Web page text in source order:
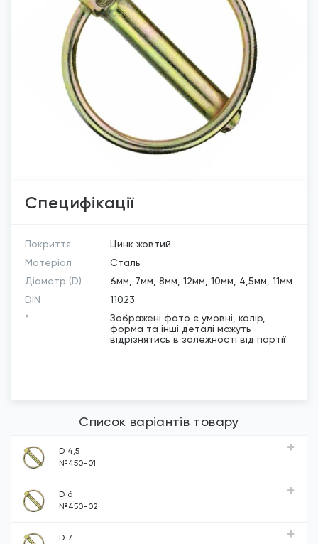
Специфікації
Покриття
Цинк жовтий
Матеріал
Сталь
Діаметр (D)
6мм, 7мм, 8мм, 12мм, 10мм, 4,5мм, 11мм
DIN
11023
*
Зображені фото є умовні, колір,
форма та інші деталі можуть
відрізнятись в залежності від партії
Список варіантів товару
D 4,5
№450-01
D 6
№450-02
D 7